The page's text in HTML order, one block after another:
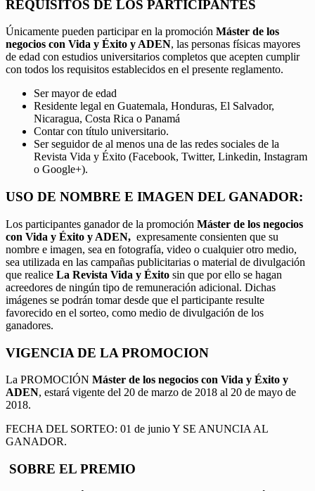
REQUISITOS DE LOS PARTICIPANTES
Únicamente pueden participar en la promoción Máster de los
negocios con Vida y Éxito y ADEN, las personas físicas mayores
de edad con estudios universitarios completos que acepten cumplir
con todos los requisitos establecidos en el presente reglamento.
Ser mayor de edad
Residente legal en Guatemala, Honduras, El Salvador,
Nicaragua, Costa Rica o Panamá
Contar con título universitario.
Ser seguidor de al menos una de las redes sociales de la
Revista Vida y Éxito (Facebook, Twitter, Linkedin, Instagram
o Google+).
USO DE NOMBRE E IMAGEN DEL GANADOR:
Los participantes ganador de la promoción Máster de los negocios
con Vida y Éxito y ADEN, expresamente consienten que su
nombre e imagen, sea en fotografía, video o cualquier otro medio,
sea utilizada en las campañas publicitarias o material de divulgación
que realice La Revista Vida y Éxito sin que por ello se hagan
acreedores de ningún tipo de remuneración adicional. Dichas
imágenes se podrán tomar desde que el participante resulte
favorecido en el sorteo, como medio de divulgación de los
ganadores.
VIGENCIA DE LA PROMOCION
La PROMOCIÓN Máster de los negocios con Vida y Éxito y
ADEN, estará vigente del 20 de marzo de 2018 al 20 de mayo de
2018.
FECHA DEL SORTEO: 01 de junio Y SE ANUNCIA AL
GANADOR.
SOBRE EL PREMIO